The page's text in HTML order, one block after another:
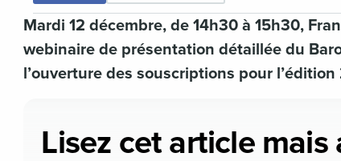
Mardi 12 décembre, de 14h30 à 15h30,
webinaire de présentation détaillée du
l’ouverture des souscriptions pour l’édition
Lisez cet article